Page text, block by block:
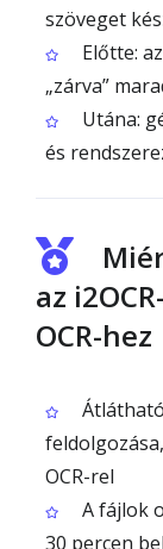
szöveget
Előtte:
„zárva”
Utána:
és
az
OCR-hez
OCR-rel
A fájlok
30 percen